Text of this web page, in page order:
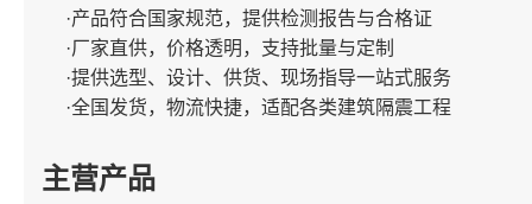
·产品符合国家规范，提供检测报告与合格证
·厂家直供，价格透明，支持批量与定制
·提供选型、设计、供货、现场指导一站式服务
·全国发货，物流快捷，适配各类建筑隔震工程
主营产品